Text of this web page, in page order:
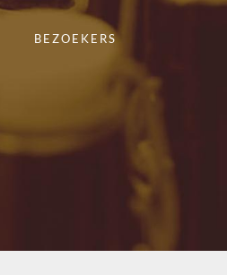
BEZOEKERS